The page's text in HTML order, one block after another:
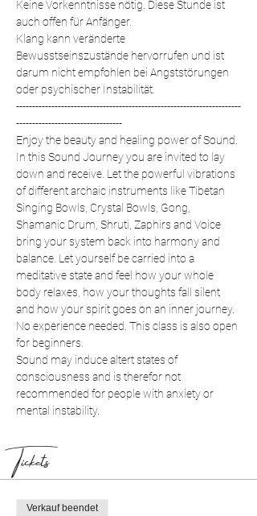
Keine Vorkenntnisse nötig. Diese Stunde ist
auch offen für Anfänger.
Klang kann veränderte
Bewusstseinszustände hervorrufen und ist
darum nicht empfohlen bei Angststörungen
oder psychischer Instabilität.
----------------------------------------------------------------------
---------------------------------
Enjoy the beauty and healing power of Sound.
In this Sound Journey you are invited to lay
down and receive. Let the powerful vibrations
of different archaic instruments like Tibetan
Singing Bowls, Crystal Bowls, Gong,
Shamanic Drum, Shruti, Zaphirs and Voice
bring your system back into harmony and
balance. Let yourself be carried into a
meditative state and feel how your whole
body relaxes, how your thoughts fall silent
and how your spirit goes on an inner journey.
No experience needed. This class is also open
for beginners.
Sound may induce altert states of
consciousness and is therefor not
recommended for people with anxiety or
mental instability.
Tickets
Verkauf beendet